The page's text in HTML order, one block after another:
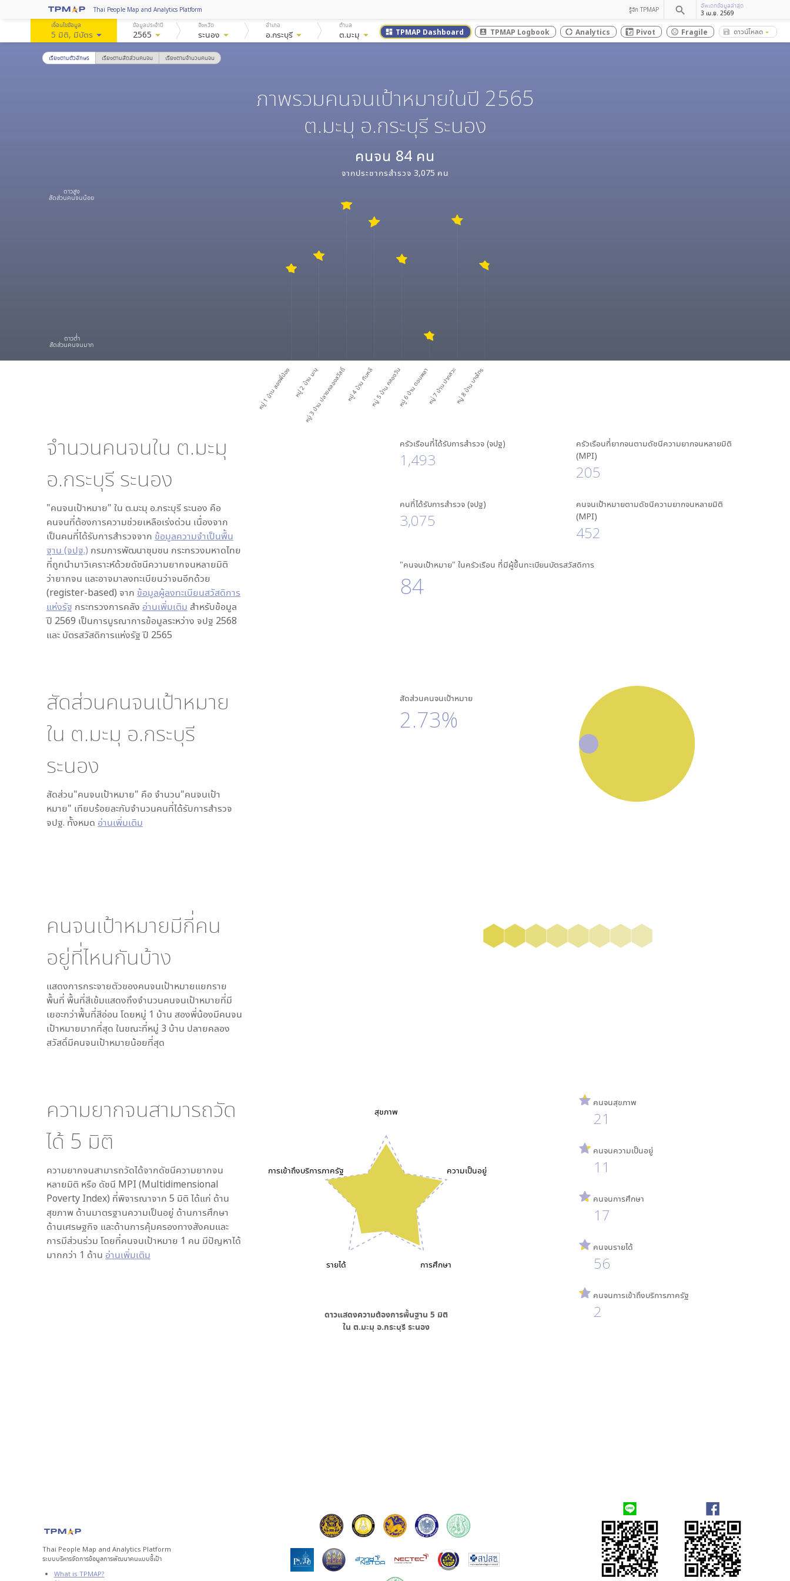
Thai People Map and Analytics Platform รู้จัก TPMAP search
อัพเดทข้อมูลล่าสุด
3 เม.ย. 2569
เงื่อนไขข้อมูล
5 มิติ, มีบัตรarrow_drop_down
ข้อมูลประจำปี
2565 arrow_drop_down
จังหวัด
ระนอง arrow_drop_down
อำเภอ
อ.กระบุรี arrow_drop_down
ตำบล
ต.มะมุ arrow_drop_down dashboard TPMAP Dashboard account_box TPMAP Logbook donut_large Analytics Pivot sentiment_dissatisfied Fragile save_alt
ดาวน์โหลดarrow_drop_down
เรียงตามตัวอักษร เรียงตามสัดส่วนคนจน เรียงตามจำนวนคนจน
ภาพรวมคนจนเป้าหมายในปี 2565
ต.มะมุ อ.กระบุรี ระนอง
คนจน 84 คน
จากประชากรสำรวจ 3,075 คน
หมู่ 1 บ้าน สองพี่น้อง หมู่ 2 บ้าน มะมุ
หมู่ 3 บ้าน ปลายคลองสวัสดิ์ หมู่ 4 บ้าน ทับหลีหมู่ 5 บ้าน คลองวันหมู่ 6 บ้าน ดอนพลาหมู่ 7 บ้าน ปากสวะหมู่ 8 บ้าน บางไทร
ดาวสูง
สัดส่วนคนจนน้อย
ดาวต่ำ
สัดส่วนคนจนมาก
จำนวนคนจนใน ต.มะมุ
อ.กระบุรี ระนอง
"คนจนเป้าหมาย" ใน ต.มะมุ อ.กระบุรี ระนอง คือ
คนจนที่ต้องการความช่วยเหลือเร่งด่วน เนื่องจาก
เป็นคนที่ได้รับการสำรวจจาก ข้อมูลความจำเป็นพื้น
ฐาน (จปฐ.) กรมการพัฒนาชุมชน กระทรวงมหาดไทย
ที่ถูกนำมาวิเคราะห์ด้วยดัชนีความยากจนหลายมิติ
ว่ายากจน และอาจมาลงทะเบียนว่าจนอีกด้วย
(register-based) จาก ข้อมูลผู้ลงทะเบียนสวัสดิการ
แห่งรัฐ กระทรวงการคลัง อ่านเพิ่มเติม สำหรับข้อมูล
ปี 2569 เป็นการบูรณาการข้อมูลระหว่าง จปฐ 2568
และ บัตรสวัสดิการแห่งรัฐ ปี 2565
ครัวเรือนที่ได้รับการสำรวจ (จปฐ)
1,493
ครัวเรือนที่ยากจนตามดัชนีความยากจนหลายมิติ
(MPI)
205
คนที่ได้รับการสำรวจ (จปฐ)
3,075
คนจนเป้าหมายตามดัชนีความยากจนหลายมิติ
(MPI)
452
"คนจนเป้าหมาย" ในครัวเรือน ที่มีผู้ขึ้นทะเบียนบัตรสวัสดิการ
84
สัดส่วนคนจนเป้าหมาย
ใน ต.มะมุ อ.กระบุรี
ระนอง
สัดส่วน"คนจนเป้าหมาย" คือ จำนวน"คนจนเป้า
หมาย" เทียบร้อยละกับจำนวนคนที่ได้รับการสำรวจ
จปฐ. ทั้งหมด อ่านเพิ่มเติม
สัดส่วนคนจนเป้าหมาย
2.73%
คนจนเป้าหมายมีกี่คน
อยู่ที่ไหนกันบ้าง
แสดงการกระจายตัวของคนจนเป้าหมายแยกราย
พื้นที่ พื้นที่สีเข้มแสดงถึงจำนวนคนจนเป้าหมายที่มี
เยอะกว่าพื้นที่สีอ่อน โดยหมู่ 1 บ้าน สองพี่น้องมีคนจน
เป้าหมายมากที่สุด ในขณะที่หมู่ 3 บ้าน ปลายคลอง
สวัสดิ์มีคนจนเป้าหมายน้อยที่สุด
ความยากจนสามารถวัด
ได้ 5 มิติ
ความยากจนสามารถวัดได้จากดัชนีความยากจน
หลายมิติ หรือ ดัชนี MPI (Multidimensional
Poverty Index) ที่พิจารณาจาก 5 มิติ ได้แก่ ด้าน
สุขภาพ ด้านมาตรฐานความเป็นอยู่ ด้านการศึกษา
ด้านเศรษฐกิจ และด้านการคุ้มครองทางสังคมและ
การมีส่วนร่วม โดยที่คนจนเป้าหมาย 1 คน มีปัญหาได้
มากกว่า 1 ด้าน อ่านเพิ่มเติม
สุขภาพ
ความเป็นอยู่
การศึกษา
รายได้
การเข้าถึงบริการภาครัฐ
ดาวแสดงความต้องการพื้นฐาน 5 มิติ
ใน ต.มะมุ อ.กระบุรี ระนอง
คนจนสุขภาพ
21
คนจนความเป็นอยู่
11
คนจนการศึกษา
17
คนจนรายได้
56
คนจนการเข้าถึงบริการภาครัฐ
2
Thai People Map and Analytics Platform
ระบบบริหารจัดการข้อมูลการพัฒนาคนแบบชี้เป้า
What is TPMAP?